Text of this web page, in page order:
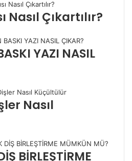
Nasıl Çıkartılır?
YAZI NASIL
Nasıl
BİRLEŞTİRME